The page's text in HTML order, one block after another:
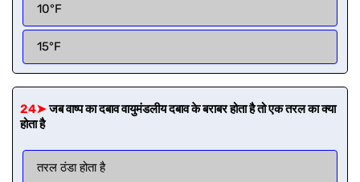
10°F
15°F
24➤जब वाष्प का दबाव वायुमंडलीय दबाव के बराबर होता है तो एक तरल का क्या
होता है
तरल ठंडा होता है